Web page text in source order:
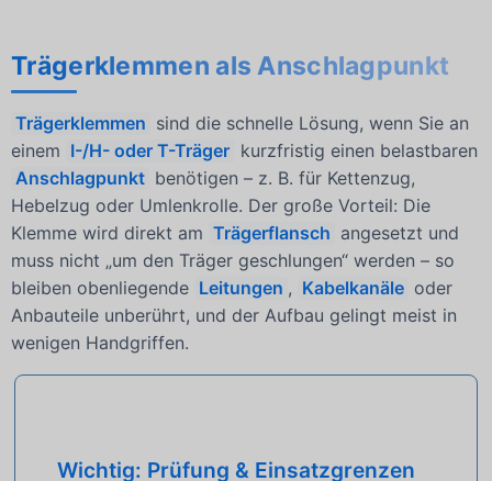
Trägerklemmen als Anschlagpunkt
Trägerklemmen sind die schnelle Lösung, wenn Sie an
einem I-/H- oder T-Träger kurzfristig einen belastbaren
Anschlagpunkt benötigen – z. B. für Kettenzug,
Hebelzug oder Umlenkrolle. Der große Vorteil: Die
Klemme wird direkt am Trägerflansch angesetzt und
muss nicht „um den Träger geschlungen“ werden – so
bleiben obenliegende Leitungen , Kabelkanäle oder
Anbauteile unberührt, und der Aufbau gelingt meist in
wenigen Handgriffen.
Wichtig: Prüfung & Einsatzgrenzen